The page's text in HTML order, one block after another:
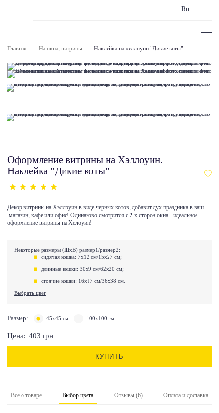
Ru
Главная На окна, витрины Наклейка на хеллоуин "Дикие коты"
Оформление витрины на Хэллоуин.
Наклейка "Дикие коты"
Декор витрины на Хэллоуин в виде черных котов, добавит дух праздника в ваш
магазин, кафе или офис! Одинаково смотрится с 2-х сторон окна - идеальное
оформление витрины на Хелоуин!
Некоторые размеры (ШхВ) размер1/размер2:
сидячая кошка: 7х12 см/15х27 см;
длинные кошки: 30х9 см/62х20 см;
стоячие кошки: 16х17 см/36х38 см.
Выбрать цвет
Размер: 45х45 см 100х100 см
Цена: 403 грн
КУПИТЬ
Все о товаре Выбор цвета Отзывы (6) Оплата и доставка